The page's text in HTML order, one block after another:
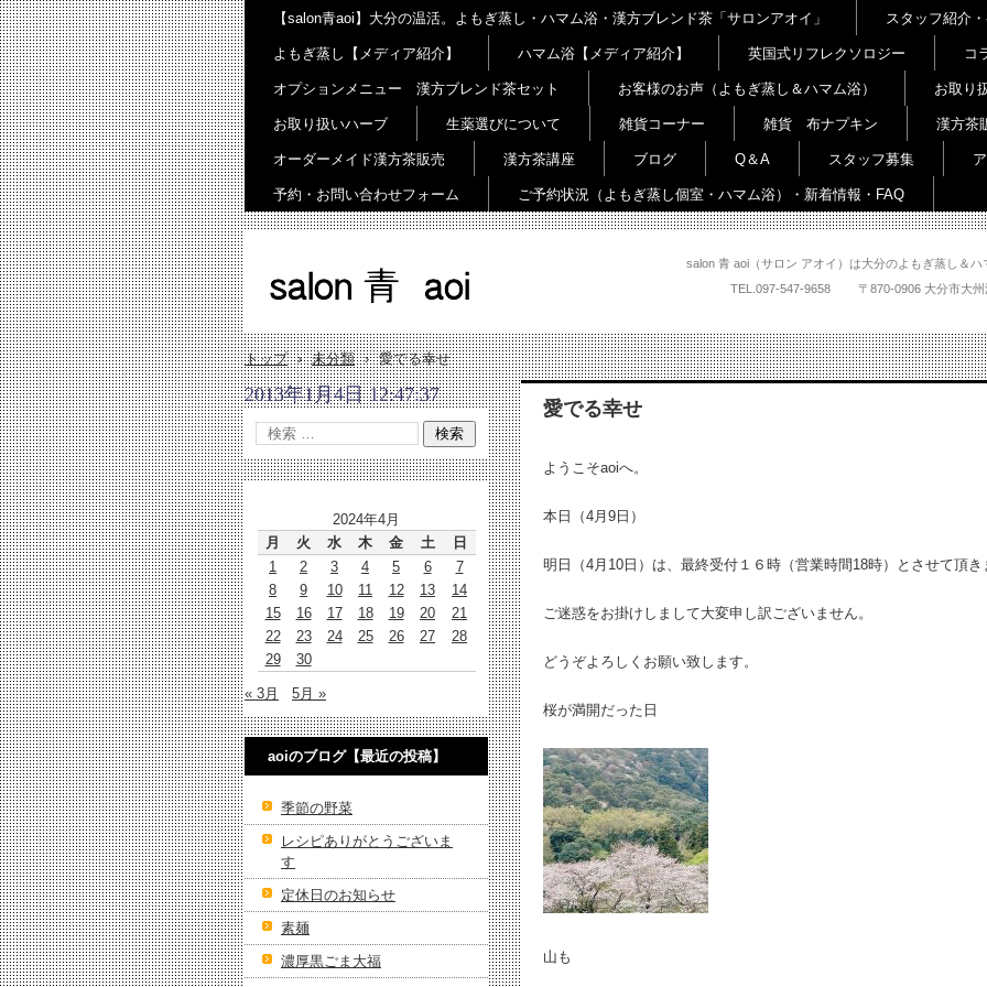
salon 青 aoi（サロン アオイ）は大分のよもぎ蒸し＆
TEL. 097-547-9658 〒870-0906 大分
【salon青aoi】大分の温活。よもぎ蒸し・ハマム浴・漢方ブレンド茶「サロンアオイ」 スタッフ紹介
よもぎ蒸し【メディア紹介】 ハマム浴【メディア紹介】 英国式リフレクソロジー コ
オプションメニュー 漢方ブレンド茶セット お客様のお声（よもぎ蒸し＆ハマム浴） お取り
お取り扱いハーブ 生薬選びについて 雑貨コーナー 雑貨 布ナプキン 漢方茶
オーダーメイド漢方茶販売 漢方茶講座 ブログ Q＆A スタッフ募集
予約・お問い合わせフォーム ご予約状況（よもぎ蒸し個室・ハマム浴）・新着情報・FAQ
トップ › 未分類 › 愛でる幸せ
愛でる幸せ
ようこそaoiへ。
本日（4月9日）
明日（4月10日）は、最終受付１６時（営業時間18時）とさせて頂き
ご迷惑をお掛けしまして大変申し訳ございません。
どうぞよろしくお願い致します。
桜が満開だった日
山も
2013年1月4日 12:47:37
2024年4月
月
火 水 木 金 土
日
1
2 3 4 5 6
7
8
9 10 11 12 13
14
15
16 17 18 19 20
21
22
23 24 25 26 27
28
29
30
« 3月 5月 »
aoiのブログ【最近の投稿】
季節の野菜
レシピありがとうございま
す
定休日のお知らせ
素麺
濃厚黒ごま大福